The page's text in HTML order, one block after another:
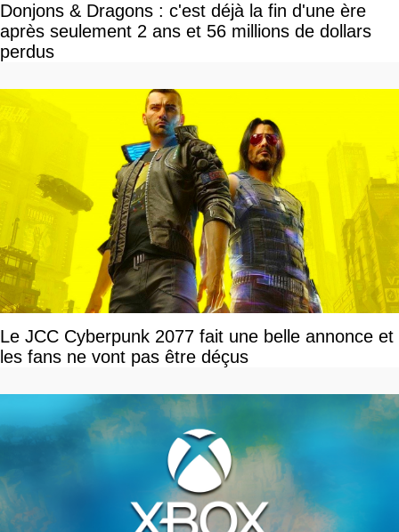
Donjons & Dragons : c'est déjà la fin d'une ère
après seulement 2 ans et 56 millions de dollars
perdus
Le JCC Cyberpunk 2077 fait une belle annonce et
les fans ne vont pas être déçus